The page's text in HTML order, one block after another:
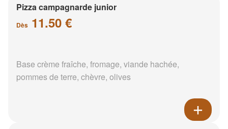
Pizza campagnarde junior
Dès 11.50 €
Base crème fraîche, fromage, viande hachée,
pommes de terre, chèvre, olives